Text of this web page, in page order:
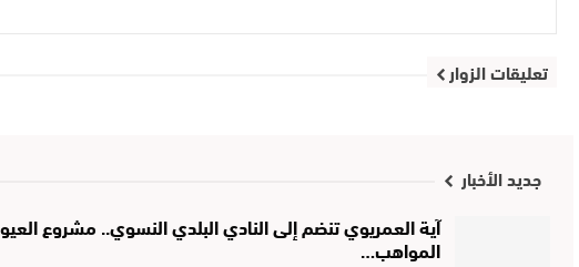
تعليقات الزوار
جديد الأخبار
آية العمريوي تنضم إلى النادي البلدي النسوي.. مشروع
المواهب…